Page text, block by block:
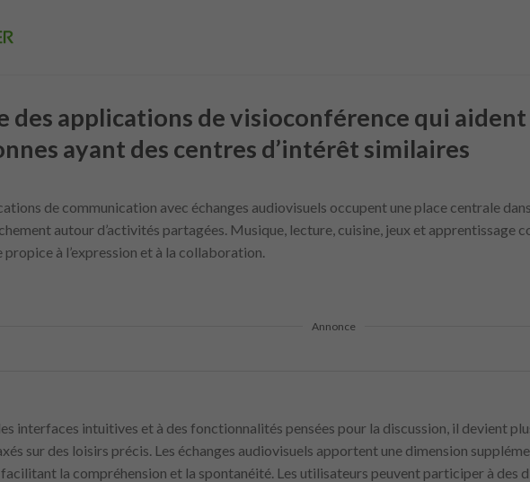
des applications de visioconférence qui
ayant des centres d’intérêt similaires
de communication avec échanges audiovisuels occupent une place centrale
autour d’activités partagées. Musique, lecture, cuisine, jeux et apprentissage
propice à l’expression et à la collaboration.
Annonce
interfaces intuitives et à des fonctionnalités pensées pour la discussion, il devient
sur des loisirs précis. Les échanges audiovisuels apportent une dimension
la compréhension et la spontanéité. Les utilisateurs peuvent participer à des